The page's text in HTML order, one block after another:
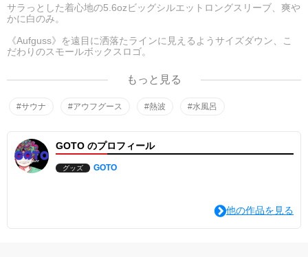
サラっとした着心地の5.6ozビッグシルエットロングスリーブ、爽や
かに白のみ。
《Aufguss》を遠目に洒落たラインに見えるようサイズダウン、こ
だわりのスモールボックスロゴ。
サイズ S M L XL
身巾 62 65 68 71
ビッグシルエットロングスリーブＴシャツ｜550901 ｜UnitedAthle
もっと見る
#サウナ #アウフグース #熱波 #水風呂
GOTO のプロフィール
グッズ GOTO
他の作品を見る